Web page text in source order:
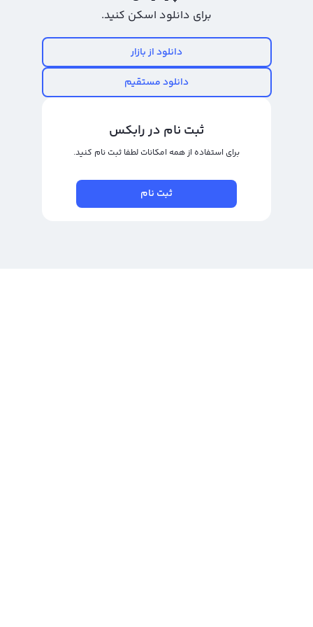
قیمت جاست را از قسمت مبدل رابکس مشاهده کنید و سپس به فروش جاست و
خرید جاست بدون احراز هویت در رابکس امکان پذیر نیست. همانند خرید و فروش
معتبر امکان پذیر نیست. چرا که برای جلوگیری از سوء استفاده‌هایی همچون
پولشویی تنها با استفاده از احراز هویت امکان پذیر است. پلتفرم مبادله ارز دیجیتال
رابکس با آنلاین کردن فرآیند احراز هویت و افزایش سرعت تایید حساب‌های کاربری،
راحت‌ترین روش خرید جاست را برای سرمایه‌گذاران و تریدرها فراهم کرده است.
خرید و فروش سایر ارز های دیجیتال:
برای دانلود اسکن کنید.
دانلود از بازار
دانلود مستقیم
ثبت نام در رابکس
برای استفاده از همه امکانات لطفا ثبت نام کنید.
ثبت نام